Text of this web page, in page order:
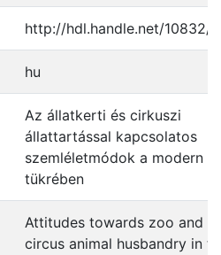
http://hdl.handle.net/10832/
hu
Az állatkerti és cirkuszi
állattartással kapcsolatos
szemléletmódok a modern
tükrében
Attitudes towards zoo and
circus animal husbandry in